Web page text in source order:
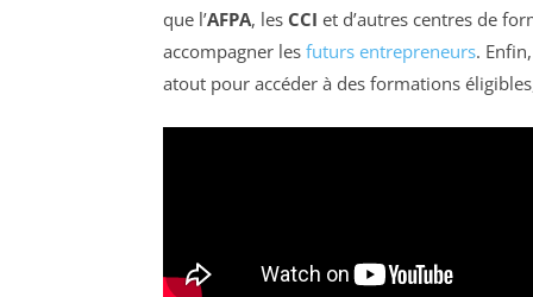
que l’AFPA, les CCI et d’autres centres de
accompagner les futurs entrepreneurs.
atout pour accéder à des formations